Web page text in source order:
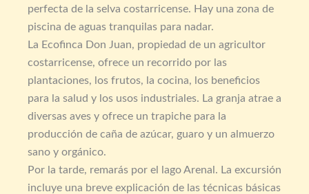
perfecta de la selva costarricense. Hay una zona de
piscina de aguas tranquilas para nadar.
La Ecofinca Don Juan, propiedad de un agricultor
costarricense, ofrece un recorrido por las
plantaciones, los frutos, la cocina, los beneficios
para la salud y los usos industriales. La granja atrae a
diversas aves y ofrece un trapiche para la
producción de caña de azúcar, guaro y un almuerzo
sano y orgánico.
Por la tarde, remarás por el lago Arenal. La excursión
incluye una breve explicación de las técnicas básicas